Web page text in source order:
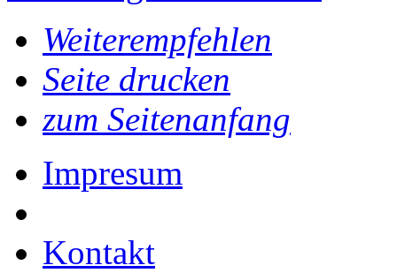
Weiterempfehlen
Seite drucken
zum Seitenanfang
Impresum
Kontakt